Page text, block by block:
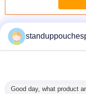
Más
para
de la
Good day, what product